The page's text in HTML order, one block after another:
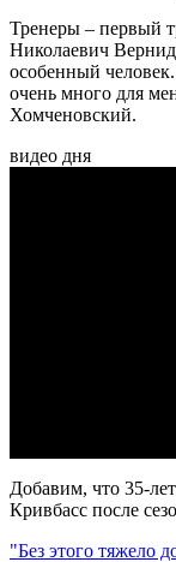
Тренеры – первый
Николаевич
особенный
очень много для
Хомченовский.
видео дня
Добавим, что 35-
Кривбасс после
"Без этого тяжело